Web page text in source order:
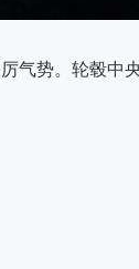
气势。轮毂中